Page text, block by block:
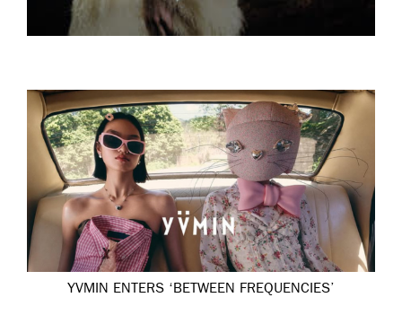
YVMIN ENTERS ‘BETWEEN FREQUENCIES’